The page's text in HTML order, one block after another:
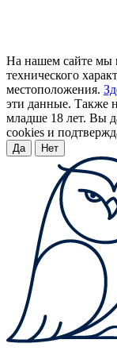
На нашем сайте мы
технического
местоположения.
эти данные. Также
младше 18 лет. Вы
cookies и
Да Нет